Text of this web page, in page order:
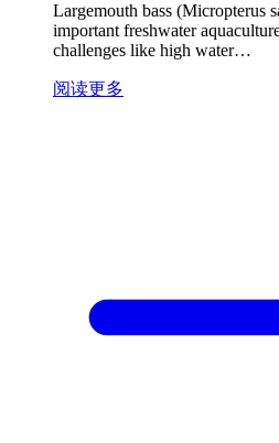
Largemouth bass (Micropterus
important freshwater
challenges like high water…
阅读更多